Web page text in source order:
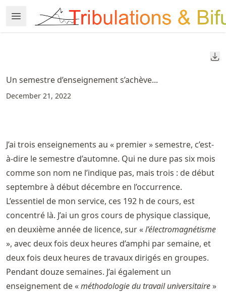
to
article
to
content
Open Menu
Made with MyST
Un semestre d’enseignement s’achève...
December 21, 2022
J’ai trois enseignements au « premier » semestre, c’est-
à-dire le semestre d’automne. Qui ne dure pas six mois
comme son nom ne l’indique pas, mais trois : de début
septembre à début décembre en l’occurrence.
L’essentiel de mon service, ces 192 h de cours, est
concentré là. J’ai un gros cours de physique classique,
en deuxième année de licence, sur «l’électromagnétisme
», avec deux fois deux heures d’amphi par semaine, et
deux fois deux heures de travaux dirigés en groupes.
Pendant douze semaines. J’ai également un
enseignement de «méthodologie du travail universitaire»